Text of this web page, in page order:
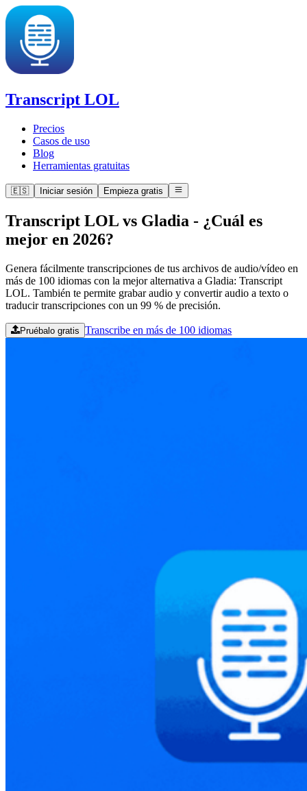
Transcript LOL
Precios
Casos de uso
Blog
Herramientas gratuitas
🇪🇸 Iniciar sesión Empieza gratis
Transcript LOL vs Gladia - ¿Cuál es
mejor en 2026?
Genera fácilmente transcripciones de tus archivos de audio/vídeo en
más de 100 idiomas con la mejor alternativa a Gladia: Transcript
LOL. También te permite grabar audio y convertir audio a texto o
traducir transcripciones con un 99 % de precisión.
Pruébalo gratis Transcribe en más de 100 idiomas